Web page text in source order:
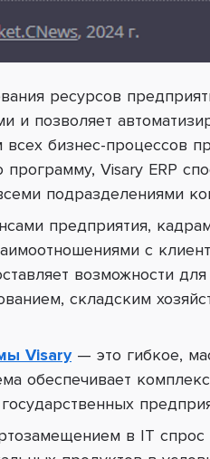
ресурсов
позволяет
бизнес-процессов
Visary ERP
подразделениями
предприятия,
с
возможности
складским
Visary — это гибкое,
обеспечивает
в IT